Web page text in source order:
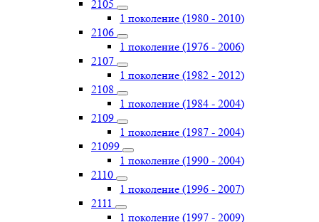
2105
1 поколение (1980 - 2010)
2106
1 поколение (1976 - 2006)
2107
1 поколение (1982 - 2012)
2108
1 поколение (1984 - 2004)
2109
1 поколение (1987 - 2004)
21099
1 поколение (1990 - 2004)
2110
1 поколение (1996 - 2007)
2111
1 поколение (1997 - 2009)